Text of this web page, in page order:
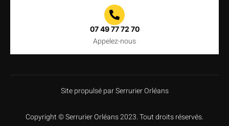
07 49 77 72 70
Appelez-nous
Site propulsé par Serrurier Orléans
Copyright©SerrurierOrléans2023.Toutdroitsréservés.